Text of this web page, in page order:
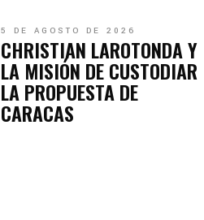
5 DE AGOSTO DE 2026
CHRISTIAN LAROTONDA Y
LA MISIÓN DE CUSTODIAR
LA PROPUESTA DE
CARACAS